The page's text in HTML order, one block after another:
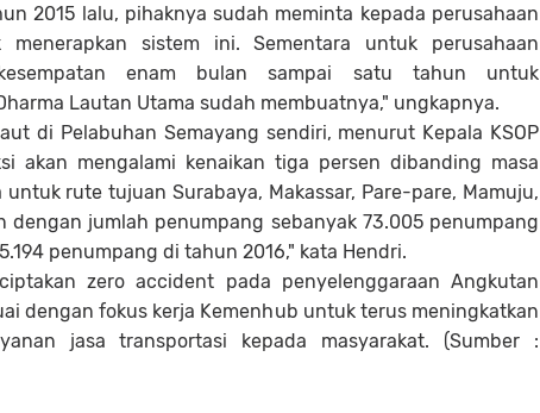
2015 lalu, pihaknya sudah meminta kepada perusahaan
sistem ini. Sementara untuk perusahaan
enam bulan sampai satu tahun untuk
Lautan Utama sudah membuatnya," ungkapnya.
di Pelabuhan Semayang sendiri, menurut Kepala KSOP
akan mengalami kenaikan tiga persen dibanding masa
rute tujuan Surabaya, Makassar, Pare-pare, Mamuju,
dengan jumlah penumpang sebanyak 73.005 penumpang
penumpang di tahun 2016," kata Hendri.
zero accident pada penyelenggaraan Angkutan
dengan fokus kerja Kemenhub untuk terus meningkatkan
jasa transportasi kepada masyarakat. (Sumber :